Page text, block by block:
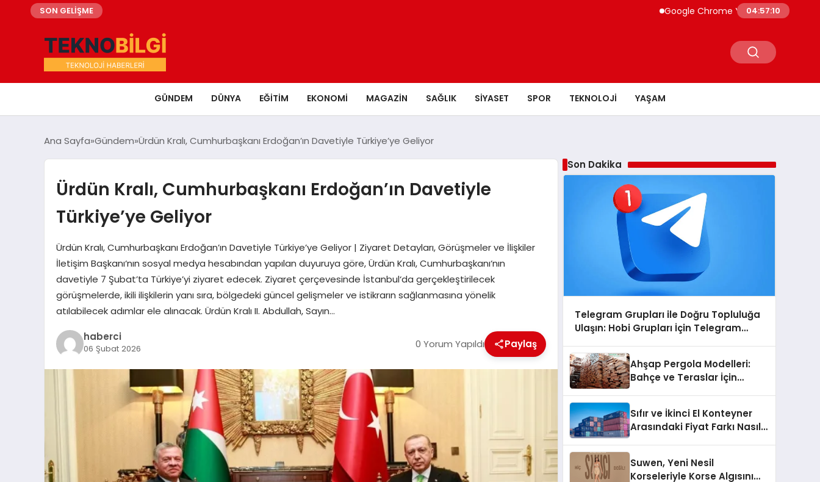
SON GELİŞME Google Chrome Yapay Zeka ile
04:57:11
GÜNDEM DÜNYA EĞITIM EKONOMI MAGAZIN SAĞLIK SIYASET SPOR TEKNOLOJI YAŞAM
Ana Sayfa Gündem Ürdün Kralı, Cumhurbaşkanı Erdoğan’ın Davetiyle Türkiye’ye Geliyor
Ürdün Kralı, Cumhurbaşkanı Erdoğan’ın Davetiyle
Türkiye’ye Geliyor
Ürdün Kralı, Cumhurbaşkanı Erdoğan’ın Davetiyle Türkiye’ye Geliyor | Ziyaret Detayları, Görüşmeler ve İlişkiler
İletişim Başkanı‘nın sosyal medya hesabından yapılan duyuruya göre, Ürdün Kralı, Cumhurbaşkanı‘nın
davetiyle 7 Şubat’ta Türkiye’yi ziyaret edecek. Ziyaret çerçevesinde İstanbul‘da gerçekleştirilecek
görüşmelerde, ikili ilişkilerin yanı sıra, bölgedeki güncel gelişmeler ve istikrarın sağlanmasına yönelik
atılabilecek adımlar ele alınacak. Ürdün Kralı II. Abdullah, Sayın…
haberci
06 Şubat 2026 0 Yorum Yapıldı Paylaş
Son Dakika
Telegram Grupları ile Doğru Topluluğa
Ulaşın: Hobi Grupları İçin Telegram
Ahşap Pergola Modelleri:
Bahçe ve Teraslar İçin
Sıfır ve İkinci El Konteyner
Arasındaki Fiyat Farkı Nasıl
Suwen, Yeni Nesil
Korseleriyle Korse Algısını